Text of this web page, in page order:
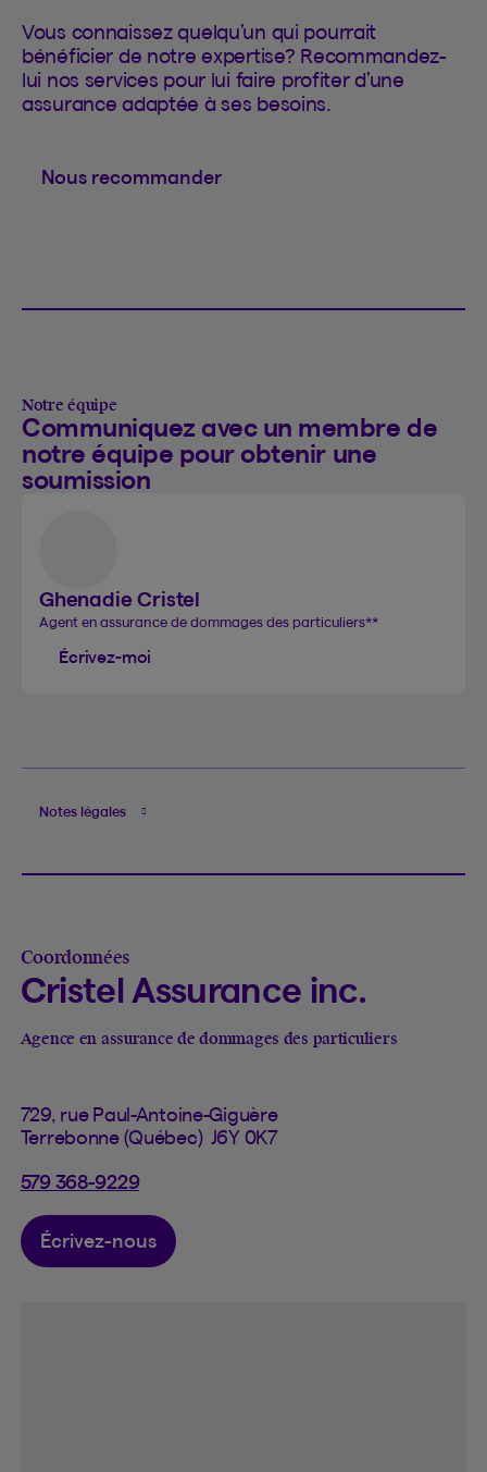
Vous connaissez quelqu’un qui pourrait
bénéficier de notre expertise? Recommandez-
lui nos services pour lui faire profiter d’une
assurance adaptée à ses besoins.
Nous recommander
Notre équipe
Communiquez avec un membre de
notre équipe pour obtenir une
soumission
Ghenadie Cristel
Agent en assurance de dommages des particuliers**
Écrivez-moi
Notes légales
Coordonnées
Cristel Assurance inc.
Agence en assurance de dommages des particuliers
729, rue Paul-Antoine-Giguère
Terrebonne (Québec) J6Y 0K7
579 368-9229
Écrivez-nous